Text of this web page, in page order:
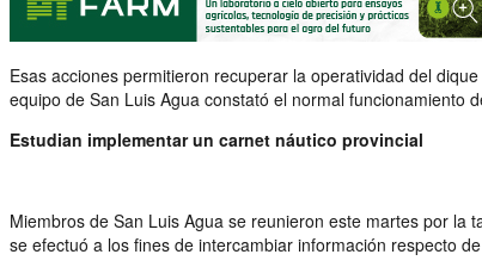
Esas acciones permitieron recuperar la operatividad del
equipo de San Luis Agua constató el normal funcionamiento
Estudian implementar un carnet náutico provincial
Miembros de San Luis Agua se reunieron este martes por la
se efectuó a los fines de intercambiar información respecto